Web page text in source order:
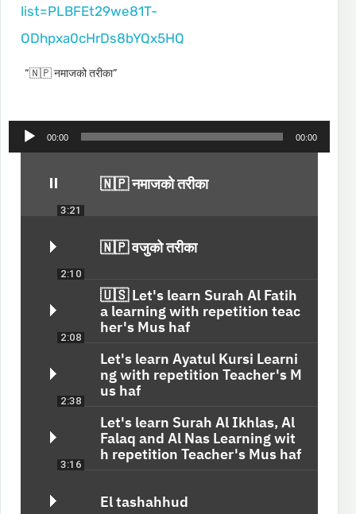
list=PLBFEt29we81T-
ODhpxa0cHrDs8bYQx5HQ
“🇳🇵 नमाजको तरीका”
00:00 00:00
3:21
🇳🇵 नमाजको तरीका
2:10
🇳🇵 वजुको तरीका
2:08
🇺🇸 Let's learn Surah Al Fatih
a learning with repetition teac
her's Mus haf
2:38
Let's learn Ayatul Kursi Learni
ng with repetition Teacher's M
us haf
3:16
Let's learn Surah Al Ikhlas, Al
Falaq and Al Nas Learning wit
h repetition Teacher's Mus haf
El tashahhud